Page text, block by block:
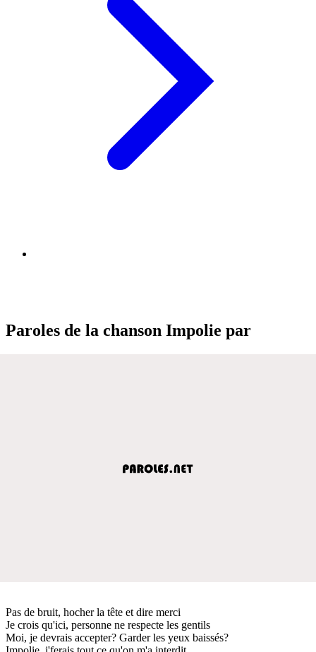
Paroles de la chanson Impolie par
Pas de bruit, hocher la tête et dire merci
Je crois qu'ici, personne ne respecte les gentils
Moi, je devrais accepter? Garder les yeux baissés?